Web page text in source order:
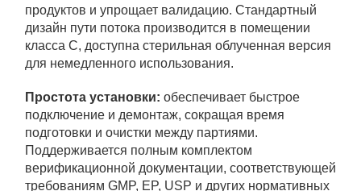
продуктов и упрощает валидацию. Стандартный
дизайн пути потока производится в помещении
класса C, доступна стерильная облученная версия
для немедленного использования.
Простота установки: обеспечивает быстрое
подключение и демонтаж, сокращая время
подготовки и очистки между партиями.
Поддерживается полным комплектом
верификационной документации, соответствующей
требованиям GMP, EP, USP и других нормативных